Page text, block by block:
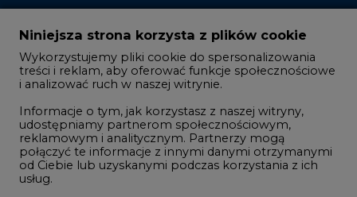
Zmiany kadrowe na rynku
Studio CIRE
Rozmowy o energetyce
Gospodarka
Geopolityka
LTE450
Niniejsza strona korzysta z plików cookie
Wykorzystujemy pliki cookie do spersonalizowania
treści i reklam, aby oferować funkcje społecznościowe
i analizować ruch w naszej witrynie.
Informacje o tym, jak korzystasz z naszej witryny,
udostępniamy partnerom społecznościowym,
reklamowym i analitycznym. Partnerzy mogą
połączyć te informacje z innymi danymi otrzymanymi
od Ciebie lub uzyskanymi podczas korzystania z ich
usług.